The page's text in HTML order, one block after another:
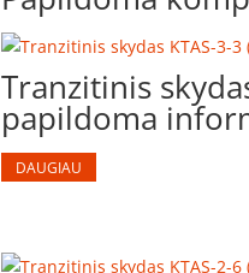
Tranzitinis
papildoma
DAUGIAU